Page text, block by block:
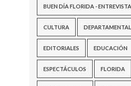
BUEN DÍA FLORIDA -
CULTURA DEPARTAMENTAL
EDITORIALES EDUCACIÓN
ESPECTÁCULOS FLORIDA